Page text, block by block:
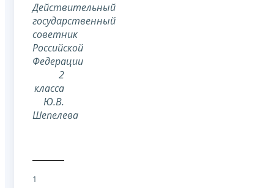
Действительный
государственный
советник
Российской
Федерации
2
класса
Ю.В.
Шепелева
1